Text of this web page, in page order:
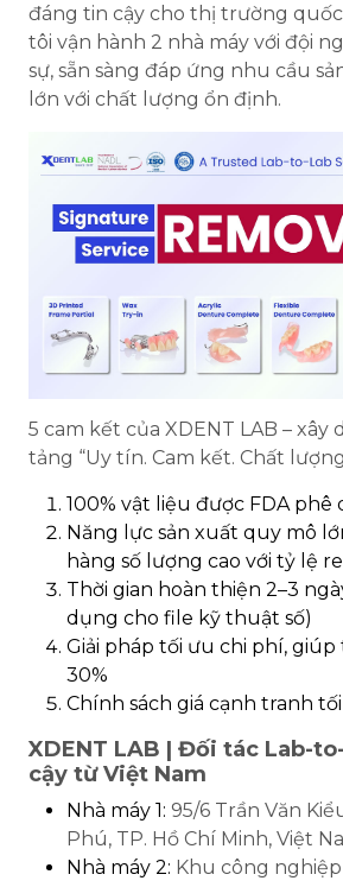
đáng tin cậy cho thị trường
tôi vận hành 2 nhà máy với đội
sự, sẵn sàng đáp ứng nhu cầu
lớn với chất lượng ổn định.
5 cam kết của XDENT LAB –
tảng “Uy tín. Cam kết. Chất
100% vật liệu được FDA phê
Năng lực sản xuất quy mô
hàng số lượng cao với tỷ lệ
Thời gian hoàn thiện 2–3
dụng cho file kỹ thuật số)
Giải pháp tối ưu chi phí,
30%
Chính sách giá cạnh tranh
XDENT LAB | Đối tác Lab-
cậy từ Việt Nam
Nhà máy 1: 95/6 Trần Văn
Phú, TP. Hồ Chí Minh, Việt
Nhà máy 2: Khu công